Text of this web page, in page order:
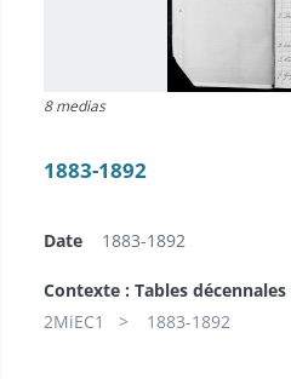
8 medias
1883-1892
Date 1883-1892
Contexte : Tables décennales
2MiEC1
1883-1892